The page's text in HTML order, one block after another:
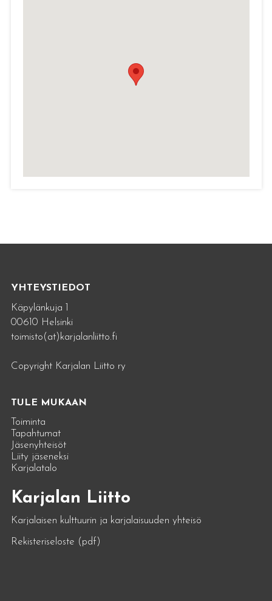
YHTEYSTIEDOT
Käpylänkuja 1
00610 Helsinki
toimisto(at)karjalanliitto.fi
Copyright Karjalan Liitto ry
TULE MUKAAN
Toiminta
Tapahtumat
Jäsenyhteisöt
Liity jäseneksi
Karjalatalo
Karjalan Liitto
Karjalaisen kulttuurin ja karjalaisuuden yhteisö
Rekisteriseloste (pdf)